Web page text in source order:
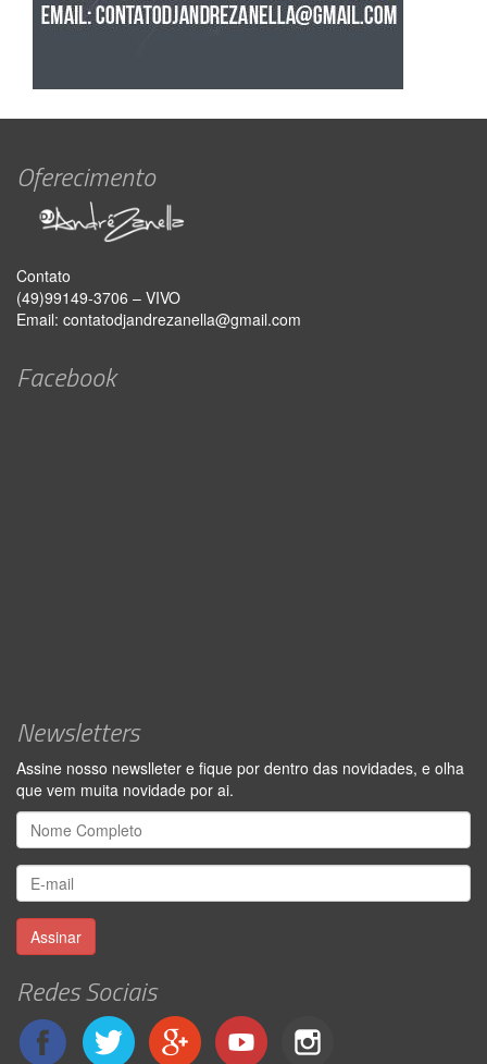
Oferecimento
Contato
(49)99149-3706 – VIVO
Email: contatodjandrezanella@gmail.com
Facebook
Newsletters
Assine nosso newslleter e fique por dentro das novidades, e olha
que vem muita novidade por ai.
Assinar
Redes Sociais